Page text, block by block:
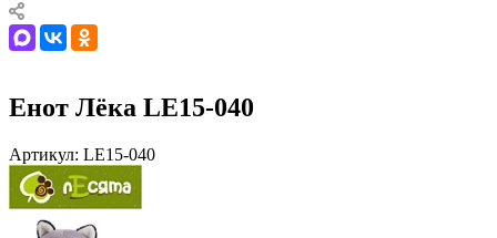
Енот Лёка LE15-040
Артикул: LE15-040